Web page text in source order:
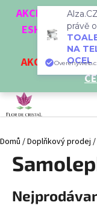
AKCE 3 + 1
ESHOPU A
AKCENA
Domů /Doplňkový prodej /
Zpět
Zpět
p
o
ř
e
b
u
j
právě
NA
OCEL